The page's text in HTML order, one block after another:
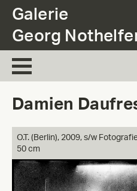
Galerie
Georg
Damien
O.T. (Berlin), 2009, s/w
50 cm